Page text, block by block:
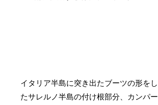
イタリア半島に突き出たブーツの形をし
たサレルノ半島の付け根部分、カンパー